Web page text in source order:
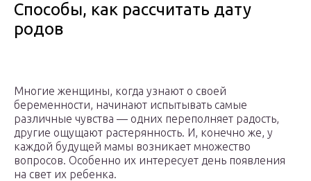
Способы, как рассчитать дату
родов
Многие женщины, когда узнают о своей
беременности, начинают испытывать самые
различные чувства — одних переполняет радость,
другие ощущают растерянность. И, конечно же, у
каждой будущей мамы возникает множество
вопросов. Особенно их интересует день появления
на свет их ребенка.